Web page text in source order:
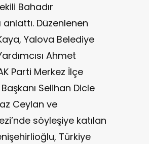
Bahadır
anlattı. Düzenlenen
Yalova Belediye
Ahmet
Parti Merkez İlçe
Başkanı Selihan Dicle
Ceylan ve
söyleşiye katılan
Türkiye